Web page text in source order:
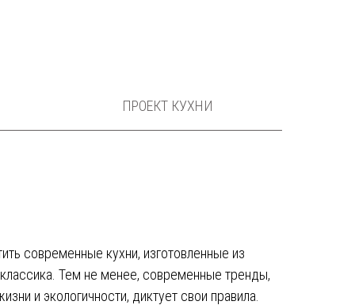
ПРОЕКТ КУХНИ
современные кухни, изготовленные из
Тем не менее, современные тренды,
и экологичности, диктует свои правила.